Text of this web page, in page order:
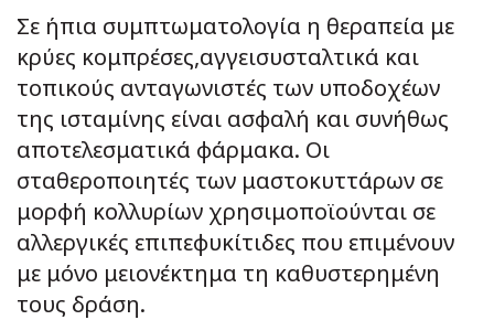
Σε ήπια συμπτωματολογία η θεραπεία με
κρύες κομπρέσες,αγγεισυσταλτικά και
τοπικούς ανταγωνιστές των υποδοχέων
της ισταμίνης είναι ασφαλή και συνήθως
αποτελεσματικά φάρμακα. Οι
σταθεροποιητές των μαστοκυττάρων σε
μορφή κολλυρίων χρησιμοποϊούνται σε
αλλεργικές επιπεφυκίτιδες που επιμένουν
με μόνο μειονέκτημα τη καθυστερημένη
τους δράση.